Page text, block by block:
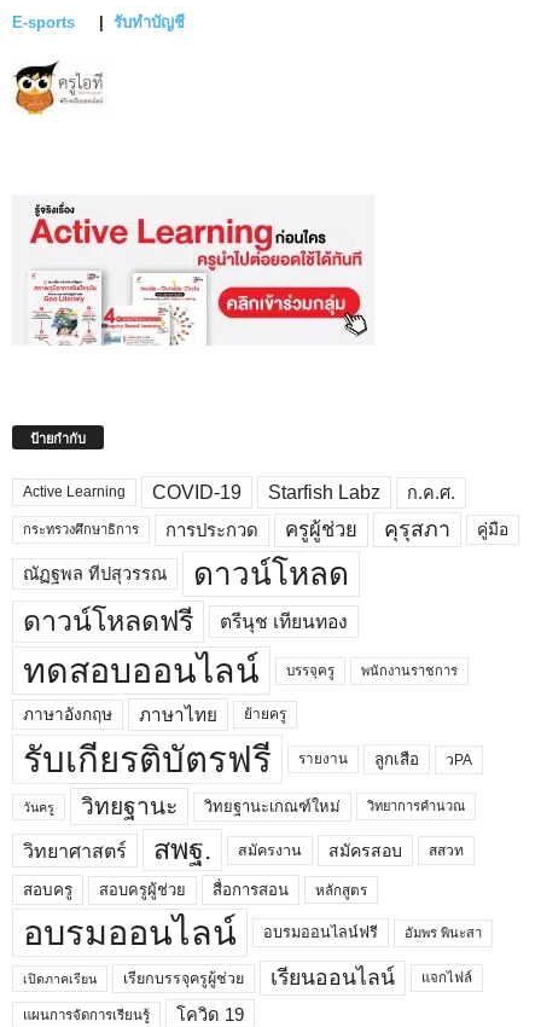
E-sports รับทำบัญชี
ป้ายกำกับ
Active Learning COVID-19 Starfish Labz ก.ค.ศ.
กระทรวงศึกษาธิการ การประกวด ครูผู้ช่วย คุรุสภา คู่มือ
ณัฏฐพล ทีปสุวรรณ ดาวน์โหลด
ดาวน์โหลดฟรี ตรีนุช เทียนทอง
ทดสอบออนไลน์ บรรจุครู พนักงานราชการ
ภาษาอังกฤษ ภาษาไทย ย้ายครู
รับเกียรติบัตรฟรี รายงาน ลูกเสือ วPA
วันครู วิทยฐานะ วิทยฐานะเกณฑ์ใหม่ วิทยาการคำนวณ
วิทยาศาสตร์ สพฐ. สมัครงาน สมัครสอบ สสวท
สอบครู สอบครูผู้ช่วย สื่อการสอน หลักสูตร
อบรมออนไลน์ อบรมออนไลน์ฟรี อัมพร พินะสา
เปิดภาคเรียน เรียกบรรจุครูผู้ช่วย เรียนออนไลน์ แจกไฟล์
แผนการจัดการเรียนรู้ โควิด 19